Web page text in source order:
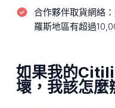
合作夥伴取貨網絡：
羅斯地區有超過
如果我的
壞，我該怎麼